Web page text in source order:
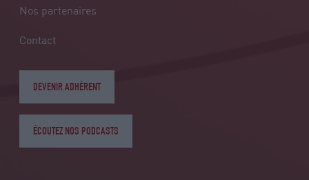
Nos partenaires
Contact
DEVENIR ADHÉRENT
ÉCOUTEZ NOS PODCASTS